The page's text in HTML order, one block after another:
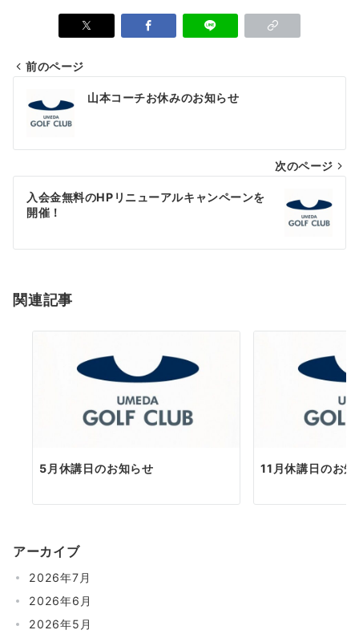
前のページ
山本コーチお休みのお知らせ
次のページ
入会金無料のHPリニューアルキャンペーンを
開催！
関連記事
5月休講日のお知らせ 11月休講日のお知
アーカイブ
2026年7月
2026年6月
2026年5月